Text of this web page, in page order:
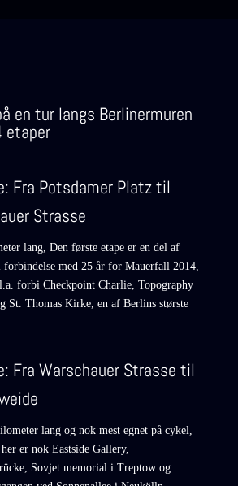
en tur langs Berlinermuren
etaper
Fra Potsdamer Platz til
Strasse
lang, Den første etape er en del af
forbindelse med 25 år for Mauerfall 2014,
forbi Checkpoint Charlie, Topography
St. Thomas Kirke, en af Berlins største
Fra Warschauer Strasse til
lang og nok mest egnet på cykel,
er nok Eastside Gallery,
Sovjet memorial i Treptow og